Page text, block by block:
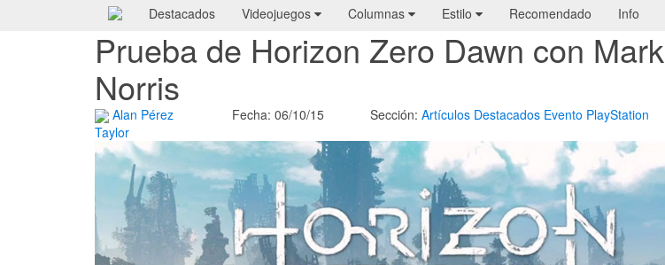
Destacados Videojuegos Columnas Estilo Recomendado Info
Prueba de Horizon Zero Dawn con Mark
Norris
Alan Pérez
Taylor
Fecha: 06/10/15 Sección: Artículos Destacados Evento PlayStation